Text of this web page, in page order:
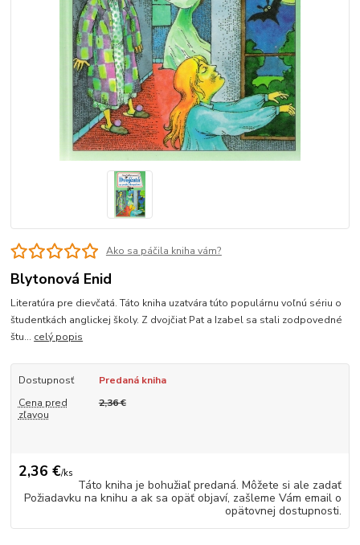
Ako sa páčila kniha vám?
Blytonová Enid
Literatúra pre dievčatá. Táto kniha uzatvára túto populárnu voľnú sériu o
študentkách anglickej školy. Z dvojčiat Pat a Izabel sa stali zodpovedné
štu... celý popis
Dostupnosť
Predaná kniha
Cena pred
zľavou
2,36 €
2,36 €/ks
Táto kniha je bohužiaľ predaná. Môžete si ale zadať
Požiadavku na knihu a ak sa opäť objaví, zašleme Vám email o
opätovnej dostupnosti.